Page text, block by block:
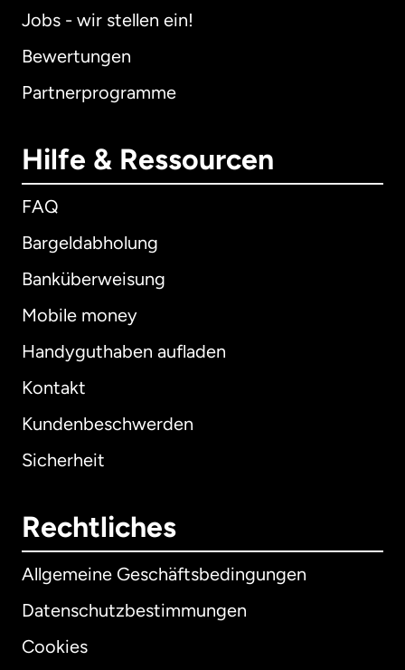
Jobs - wir stellen ein!
Bewertungen
Partnerprogramme
Hilfe & Ressourcen
FAQ
Bargeldabholung
Banküberweisung
Mobile money
Handyguthaben aufladen
Kontakt
Kundenbeschwerden
Sicherheit
Rechtliches
Allgemeine Geschäftsbedingungen
Datenschutzbestimmungen
Cookies